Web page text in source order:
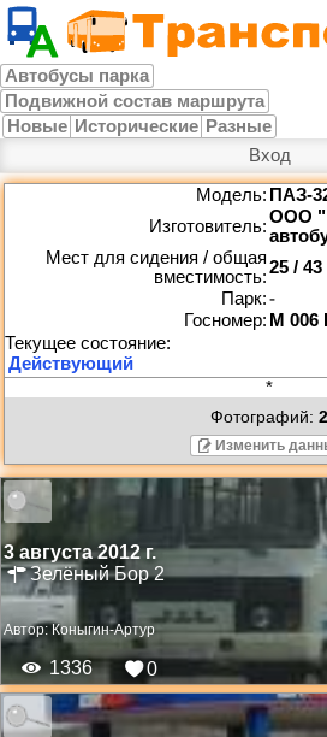
Автобусы парка
Подвижной состав маршрута
Новые Исторические Разные
Вход
Модель: ПАЗ-
Изготовитель:ООО
Мест для сидения / общая
вместимость:25 / 43
Парк:-
Госномер: М 006
*
Фотографий: 2
Изменить
3 августа 2012 г.
Зелёный Бор 2
Автор: Коныгин-Артур
1336 0